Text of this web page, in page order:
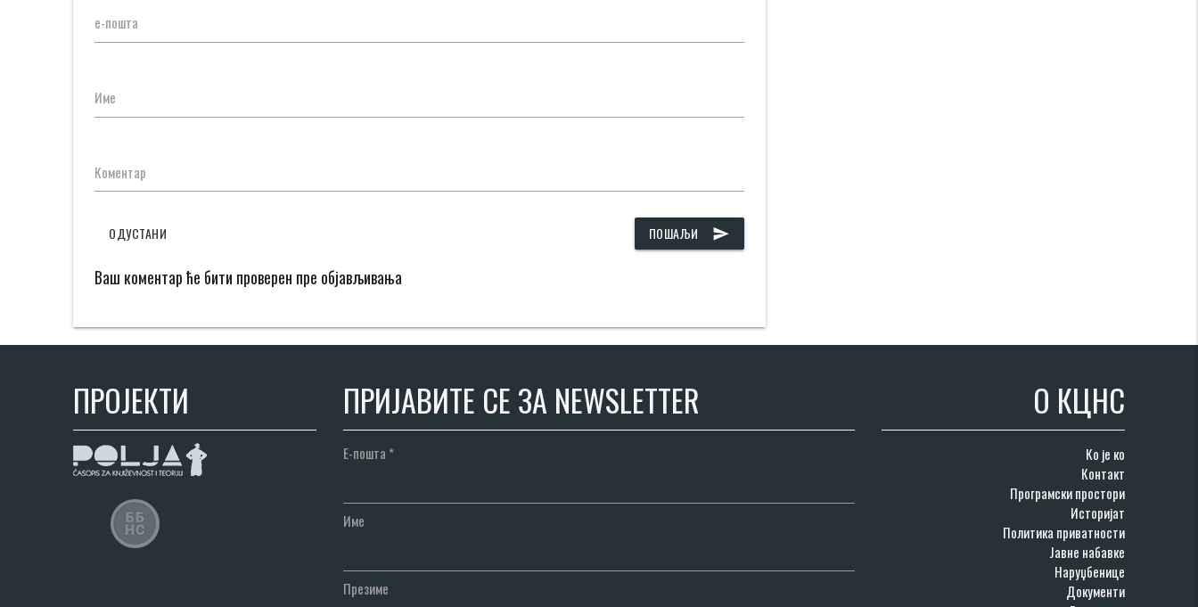
е-пошта
Име
Коментар
ПОШАЉИ send
ОДУСТАНИ
Ваш коментар ће бити проверен пре објављивања
ПРОЈЕКТИ ПРИЈАВИТЕ СЕ ЗА NEWSLETTER
Е-пошта *
Име
Презиме
О КЦНС
Ко је ко
Контакт
Програмски простори
Историјат
Политика приватности
Јавне набавке
Наруџбенице
Документи